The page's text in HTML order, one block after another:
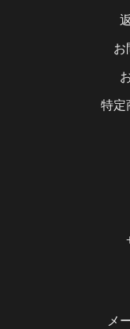
お
特定
メ